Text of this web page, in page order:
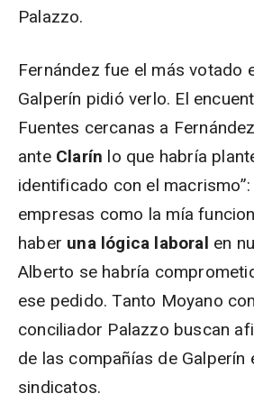
Palazzo.
Fernández fue el más votado
Galperín pidió verlo. El
Fuentes cercanas a
ante Clarín lo que habría
identificado con el macrismo”:
empresas como la mía
haber una lógica laboral en
Alberto se habría
ese pedido. Tanto Moyano
conciliador Palazzo buscan
de las compañías de Galperín
sindicatos.